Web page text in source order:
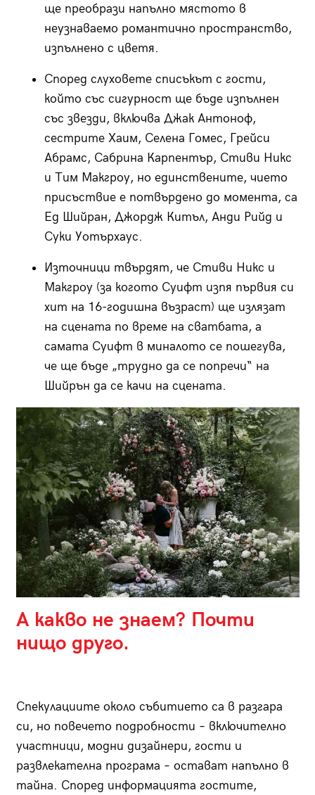
ще преобрази напълно мястото в
неузнаваемо романтично пространство,
изпълнено с цветя.
Според слуховете списъкът с гости,
който със сигурност ще бъде изпълнен
със звезди, включва Джак Антоноф,
сестрите Хаим, Селена Гомес, Грейси
Абрамс, Сабрина Карпентър, Стиви Никс
и Тим Макгроу, но единствените, чието
присъствие е потвърдено до момента, са
Ед Шийран, Джордж Китъл, Анди Рийд и
Суки Уотърхаус.
Източници твърдят, че Стиви Никс и
Макгроу (за когото Суифт изпя първия си
хит на 16-годишна възраст) ще излязат
на сцената по време на сватбата, а
самата Суифт в миналото се пошегува,
че ще бъде „трудно да се попречи“ на
Шийрън да се качи на сцената.
А какво не знаем? Почти
нищо друго.
Спекулациите около събитието са в разгара
си, но повечето подробности – включително
участници, модни дизайнери, гости и
развлекателна програма – остават напълно в
тайна. Според информацията гостите,